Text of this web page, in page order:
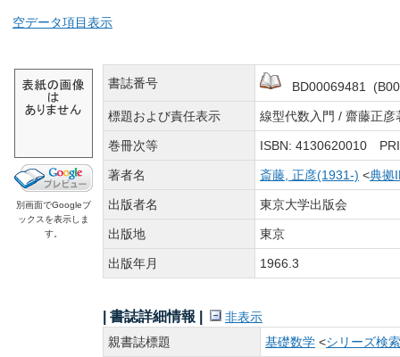
空データ項目表示
別画面でGoogleブ
ックスを表示しま
す。
書誌番号 BD00069481
標題および責任表示 線型代数入門 / 齋藤正彦
巻冊次等 ISBN: 4130620010
著者名 斎藤, 正彦(1931-) <典拠
出版者名 東京大学出版会
出版地 東京
出版年月 1966.3
| 書誌詳細情報 |
非表示
親書誌標題
基礎数学 <シリーズ検索